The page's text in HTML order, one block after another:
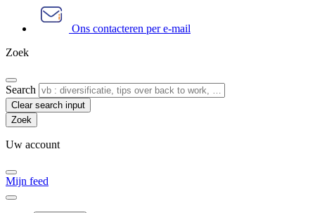
Ons contacteren per e-mail
Zoek
Search
Clear search input
Uw account
Mijn feed